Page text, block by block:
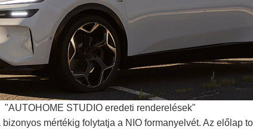
"AUTOHOME STUDIO eredeti renderelések"
mértékig folytatja a NIO formanyelvét. Az előlap